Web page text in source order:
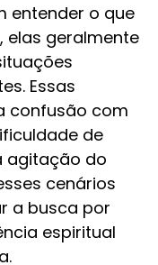
entender o que
elas geralmente
Essas
confusão com
de
agitação do
cenários
a busca por
espiritual